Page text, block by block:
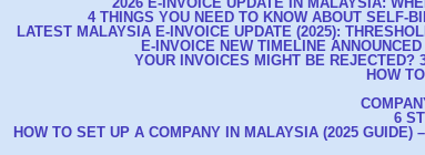
4 THINGS YOU NEED TO KNOW ABOUT SELF-
LATEST MALAYSIA E-INVOICE UPDATE (2025):
E-INVOICE NEW TIMELINE
YOUR INVOICES MIGHT BE REJECTED?
HOW
6
HOW TO SET UP A COMPANY IN MALAYSIA (2025 GUIDE)